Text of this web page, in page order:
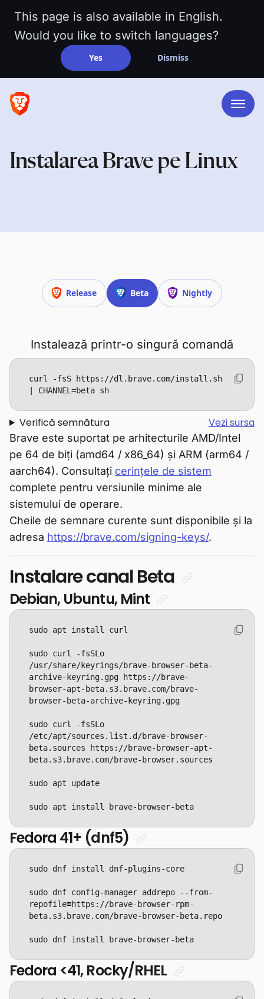
This page is also available in English.
Would you like to switch languages?
Yes Dismiss
Instalarea Brave pe Linux
Release Beta Nightly
Instalează printr-o singură comandă
curl -fsS https://dl.brave.com/install.sh
| CHANNEL=beta sh
Vezi sursa
Verifică semnătura
Brave este suportat pe arhitecturile AMD/Intel
pe 64 de biți (amd64 / x86_64) și ARM (arm64 /
aarch64). Consultați cerințele de sistem
complete pentru versiunile minime ale
sistemului de operare.
Cheile de semnare curente sunt disponibile și la
adresa https://brave.com/signing-keys/.
Instalare canal Beta
Debian, Ubuntu, Mint
sudo curl -fsSLo
/usr/share/keyrings/brave-browser-beta-
archive-keyring.gpg https://brave-
browser-apt-beta.s3.brave.com/brave-
sudo curl -fsSLo
/etc/apt/sources.list.d/brave-browser-
beta.sources https://brave-browser-apt-
sudo apt install brave-browser-beta
Fedora 41+ (dnf5)
sudo dnf config-manager addrepo --from-
repofile=https://brave-browser-rpm-
sudo dnf install brave-browser-beta
Fedora <41, Rocky/RHEL